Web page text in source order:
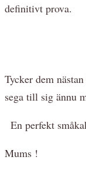
definitivt prova.
Tycker dem
sega till sig ännu
En perfekt
Mums !